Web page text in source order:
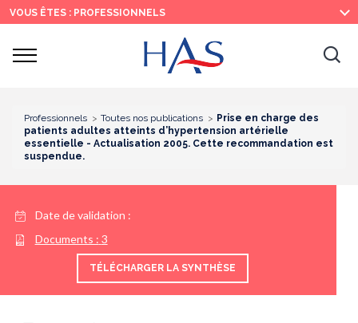
Recherche
Menu
principal
Contenu
principal
VOUS ÊTES : PROFESSIONNELS
Ouvrir
Professionnels Toutes nos publications
Prise en charge des
patients adultes atteints d’hypertension artérielle
essentielle - Actualisation 2005. Cette recommandation est
suspendue.
Date de validation :
Documents : 3
TÉLÉCHARGER LA SYNTHÈSE